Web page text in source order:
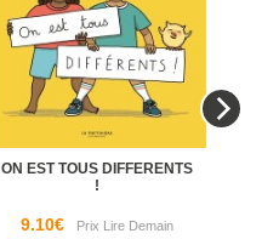
ON EST TOUS DIFFERENTS
!
9.10€